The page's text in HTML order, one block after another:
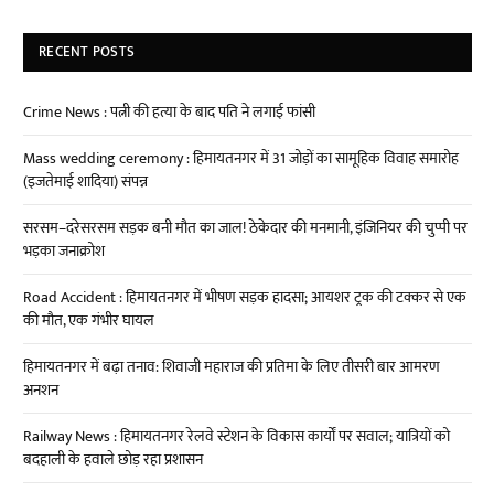
RECENT POSTS
Crime News : पत्नी की हत्या के बाद पति ने लगाई फांसी
Mass wedding ceremony : हिमायतनगर में 31 जोड़ों का सामूहिक विवाह समारोह
(इजतेमाई शादिया) संपन्न
सरसम–दरेसरसम सड़क बनी मौत का जाल! ठेकेदार की मनमानी, इंजिनियर की चुप्पी पर
भड़का जनाक्रोश
Road Accident : हिमायतनगर में भीषण सड़क हादसा; आयशर ट्रक की टक्कर से एक
की मौत, एक गंभीर घायल
हिमायतनगर में बढ़ा तनाव: शिवाजी महाराज की प्रतिमा के लिए तीसरी बार आमरण
अनशन
Railway News : हिमायतनगर रेलवे स्टेशन के विकास कार्यों पर सवाल; यात्रियों को
बदहाली के हवाले छोड़ रहा प्रशासन